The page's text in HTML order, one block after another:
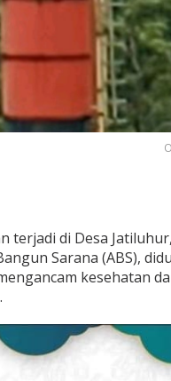
terjadi di Desa
Sarana (ABS),
kesehatan